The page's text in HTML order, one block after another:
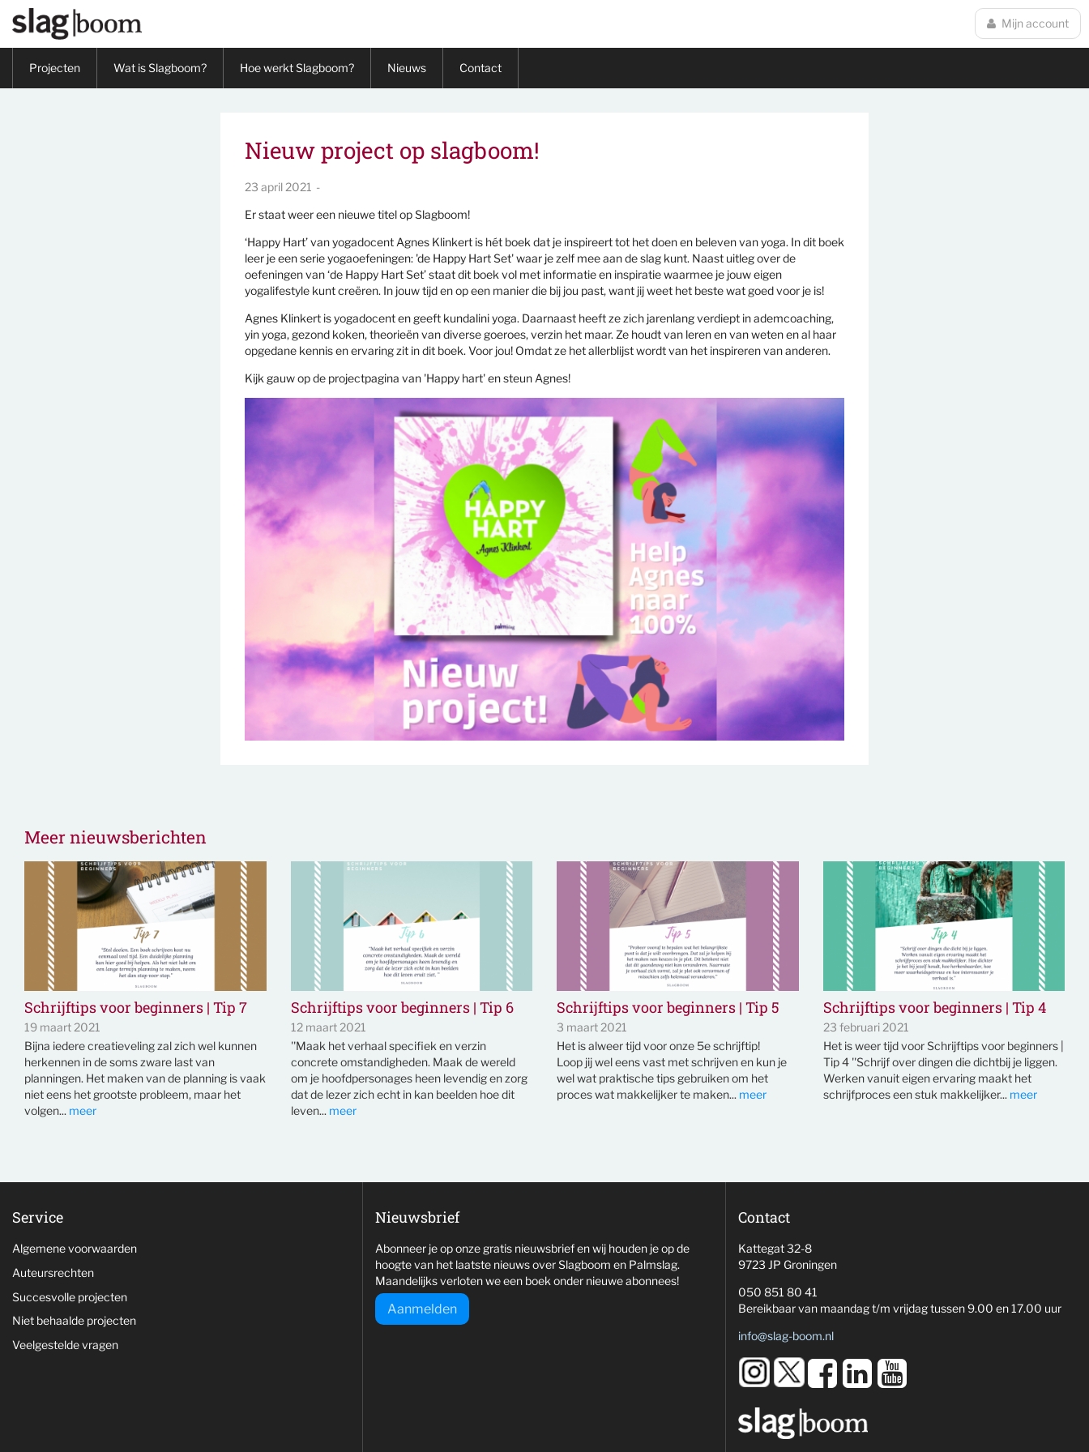
Overslaan en naar de inhoud gaan
Mijn account
Projecten Wat is Slagboom? Hoe werkt Slagboom? Nieuws Contact
Nieuw project op slagboom!
23 april 2021
Er staat weer een nieuwe titel op Slagboom!
‘Happy Hart’ van yogadocent Agnes Klinkert is hét boek dat je inspireert tot het doen en beleven van yoga. In dit boek
leer je een serie yogaoefeningen: 'de Happy Hart Set' waar je zelf mee aan de slag kunt. Naast uitleg over de
oefeningen van ‘de Happy Hart Set’ staat dit boek vol met informatie en inspiratie waarmee je jouw eigen
yogalifestyle kunt creëren. In jouw tijd en op een manier die bij jou past, want jij weet het beste wat goed voor je is!
Agnes Klinkert is yogadocent en geeft kundalini yoga. Daarnaast heeft ze zich jarenlang verdiept in ademcoaching,
yin yoga, gezond koken, theorieën van diverse goeroes, verzin het maar. Ze houdt van leren en van weten en al haar
opgedane kennis en ervaring zit in dit boek. Voor jou! Omdat ze het allerblijst wordt van het inspireren van anderen.
Kijk gauw op de projectpagina van 'Happy hart' en steun Agnes!
Meer nieuwsberichten
Schrijftips voor beginners | Tip 7
19 maart 2021
Bijna iedere creatieveling zal zich wel kunnen
herkennen in de soms zware last van
planningen. Het maken van de planning is vaak
niet eens het grootste probleem, maar het
volgen... meer
Schrijftips voor beginners | Tip 6
12 maart 2021
''Maak het verhaal specifiek en verzin
concrete omstandigheden. Maak de wereld
om je hoofdpersonages heen levendig en zorg
dat de lezer zich echt in kan beelden hoe dit
leven... meer
Schrijftips voor beginners | Tip 5
3 maart 2021
Het is alweer tijd voor onze 5e schrijftip!
Loop jij wel eens vast met schrijven en kun je
wel wat praktische tips gebruiken om het
proces wat makkelijker te maken... meer
Schrijftips voor beginners | Tip 4
23 februari 2021
Het is weer tijd voor Schrijftips voor beginners |
Tip 4 ''Schrijf over dingen die dichtbij je liggen.
Werken vanuit eigen ervaring maakt het
schrijfproces een stuk makkelijker... meer
Service
Algemene voorwaarden
Auteursrechten
Succesvolle projecten
Niet behaalde projecten
Veelgestelde vragen
Nieuwsbrief
Abonneer je op onze gratis nieuwsbrief en wij houden je op de
hoogte van het laatste nieuws over Slagboom en Palmslag.
Maandelijks verloten we een boek onder nieuwe abonnees!
Aanmelden
Contact
Kattegat 32-8
9723 JP Groningen
050 851 80 41
Bereikbaar van maandag t/m vrijdag tussen 9.00 en 17.00 uur
info@slag-boom.nl